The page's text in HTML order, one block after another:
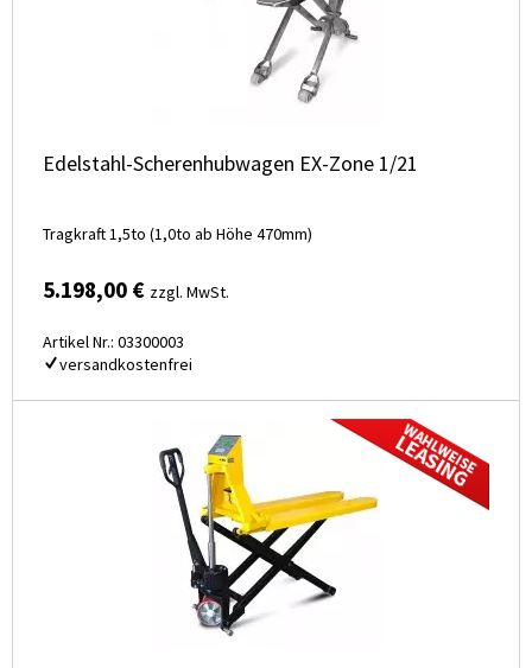
Edelstahl-Scherenhubwagen EX-Zone 1/21
Tragkraft 1,5to (1,0to ab Höhe 470mm)
5.198,00 € zzgl. MwSt.
Artikel Nr.: 03300003
versandkostenfrei